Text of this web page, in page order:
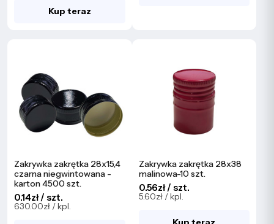
Kup teraz
Zakrywka zakrętka 28x15,4
czarna niegwintowana -
karton 4500 szt.
0.14zł / szt.
630.00zł / kpl.
Zakrywka zakrętka 28x38
malinowa-10 szt.
0.56zł / szt.
5.60zł / kpl.